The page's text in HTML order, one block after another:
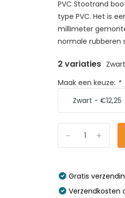
PVC Stootrand
type PVC. Het is
millimeter
normale rubberen
2 variaties Zwart
Maak een keuze: *
+
-
Gratis
Verzendkosten